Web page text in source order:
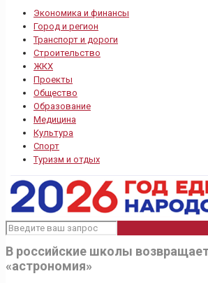
Экономика и финансы
Город и регион
Транспорт и дороги
Строительство
ЖКХ
Проекты
Общество
Образование
Медицина
Культура
Спорт
Туризм и отдых
В российские школы
«астрономия»